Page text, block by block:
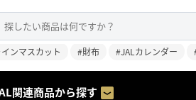
ンマスカット #財布 #JALカレンダー
関連商品から探す